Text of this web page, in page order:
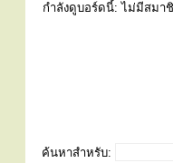
กำลังดูบอร์ดนี้: ไม่มีสมา
ค้นหาสำหรับ: